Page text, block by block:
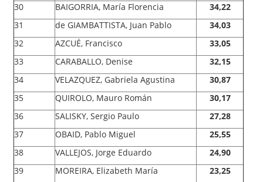
30
BAIGORRIA, María Florencia
34,22
31
de GIAMBATTISTA, Juan Pablo
34,03
32
AZCUÉ, Francisco
33,05
33
CARABALLO, Denise
32,15
34
VELAZQUEZ, Gabriela Agustina
30,87
35
QUIROLO, Mauro Román
30,17
36
SALISKY, Sergio Paulo
27,28
37
OBAID, Pablo Miguel
25,55
38
VALLEJOS, Jorge Eduardo
24,90
39
MOREIRA, Elizabeth María 23,25